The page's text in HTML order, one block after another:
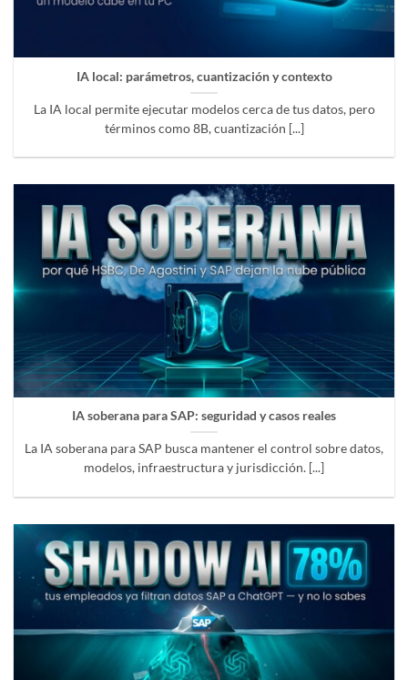
IA local: parámetros, cuantización y contexto
La IA local permite ejecutar modelos cerca de tus datos, pero
términos como 8B, cuantización [...]
IA soberana para SAP: seguridad y casos reales
La IA soberana para SAP busca mantener el control sobre datos,
modelos, infraestructura y jurisdicción. [...]